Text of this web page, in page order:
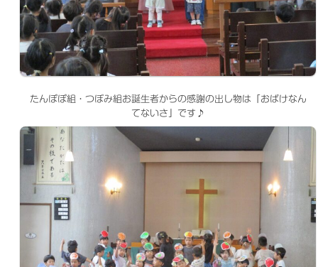
たんぽぽ組・つぼみ組お誕生者からの感謝の出し物は「おばけなん
てないさ」です♪